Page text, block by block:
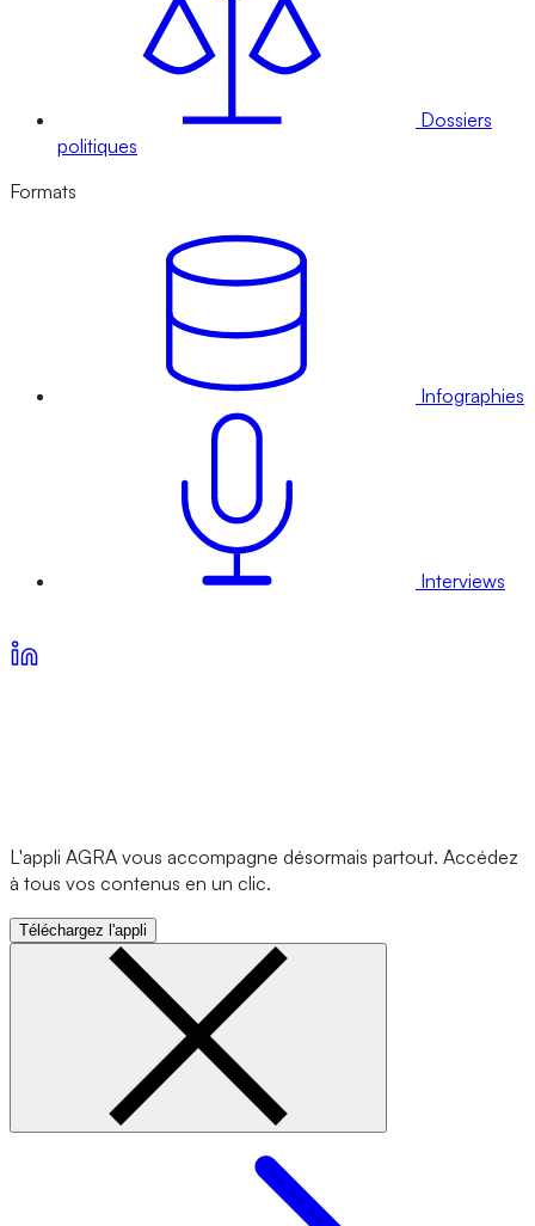
Dossiers
politiques
Formats
Infographies
Interviews
L'appli AGRA vous accompagne désormais partout. Accédez
à tous vos contenus en un clic.
Téléchargez l'appli